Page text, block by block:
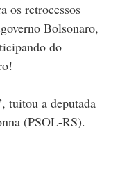
os retrocessos
Bolsonaro,
do
!
tuitou a deputada
(PSOL-RS).